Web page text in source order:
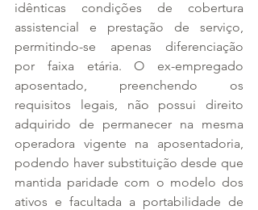
idênticas condições de cobertura
assistencial e prestação de serviço,
permitindo-se apenas diferenciação
por faixa etária. O ex-empregado
aposentado, preenchendo os
requisitos legais, não possui direito
adquirido de permanecer na mesma
operadora vigente na aposentadoria,
podendo haver substituição desde que
mantida paridade com o modelo dos
ativos e facultada a portabilidade de